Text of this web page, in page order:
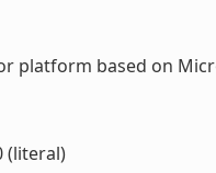
platform based on
(literal)